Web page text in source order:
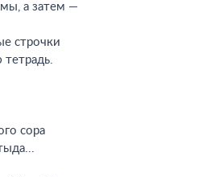
а затем —
строчки
сора